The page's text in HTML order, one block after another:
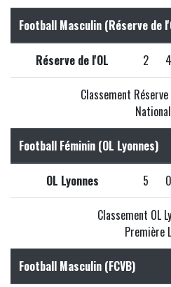
Football Masculin (Réserve de
Réserve de l'OL 2 4
Classement Réserve
Football Féminin (OL Lyonnes)
OL Lyonnes 5 0
Classement OL
Première
Football Masculin (FCVB)